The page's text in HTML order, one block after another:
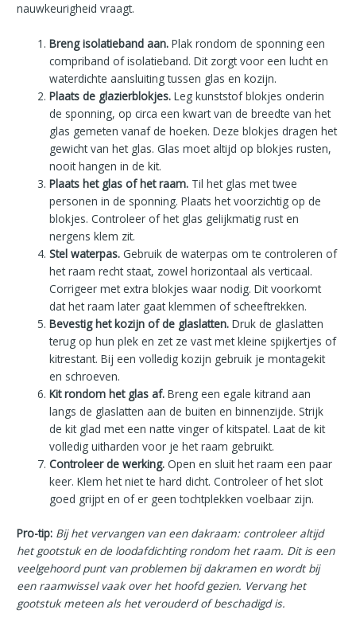
nauwkeurigheid vraagt.
Breng isolatieband aan. Plak rondom de sponning een
compriband of isolatieband. Dit zorgt voor een lucht en
waterdichte aansluiting tussen glas en kozijn.
Plaats de glazierblokjes. Leg kunststof blokjes onderin
de sponning, op circa een kwart van de breedte van het
glas gemeten vanaf de hoeken. Deze blokjes dragen het
gewicht van het glas. Glas moet altijd op blokjes rusten,
nooit hangen in de kit.
Plaats het glas of het raam. Til het glas met twee
personen in de sponning. Plaats het voorzichtig op de
blokjes. Controleer of het glas gelijkmatig rust en
nergens klem zit.
Stel waterpas. Gebruik de waterpas om te controleren of
het raam recht staat, zowel horizontaal als verticaal.
Corrigeer met extra blokjes waar nodig. Dit voorkomt
dat het raam later gaat klemmen of scheeftrekken.
Bevestig het kozijn of de glaslatten. Druk de glaslatten
terug op hun plek en zet ze vast met kleine spijkertjes of
kitrestant. Bij een volledig kozijn gebruik je montagekit
en schroeven.
Kit rondom het glas af. Breng een egale kitrand aan
langs de glaslatten aan de buiten en binnenzijde. Strijk
de kit glad met een natte vinger of kitspatel. Laat de kit
volledig uitharden voor je het raam gebruikt.
Controleer de werking. Open en sluit het raam een paar
keer. Klem het niet te hard dicht. Controleer of het slot
goed grijpt en of er geen tochtplekken voelbaar zijn.
Pro-tip: Bij het vervangen van een dakraam: controleer altijd
het gootstuk en de loodafdichting rondom het raam. Dit is een
veelgehoord punt van problemen bij dakramen en wordt bij
een raamwissel vaak over het hoofd gezien. Vervang het
gootstuk meteen als het verouderd of beschadigd is.